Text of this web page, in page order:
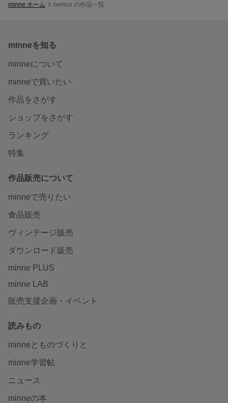
minne ホーム nemco の作品一覧
minneを知る
minneについて
minneで買いたい
作品をさがす
ショップをさがす
ランキング
特集
作品販売について
minneで売りたい
食品販売
ヴィンテージ販売
ダウンロード販売
minne PLUS
minne LAB
販売支援企画・イベント
読みもの
minneとものづくりと
minne学習帖
ニュース
minneの本